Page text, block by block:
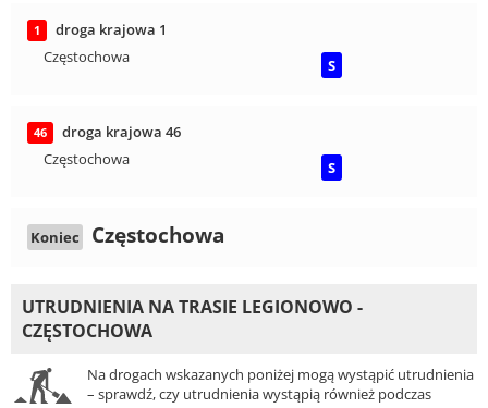
1
droga krajowa 1
Częstochowa
S
46
droga krajowa 46
Częstochowa
S
Koniec Częstochowa
UTRUDNIENIA NA TRASIE LEGIONOWO -
CZĘSTOCHOWA
Na drogach wskazanych poniżej mogą wystąpić utrudnienia
– sprawdź, czy utrudnienia wystąpią również podczas